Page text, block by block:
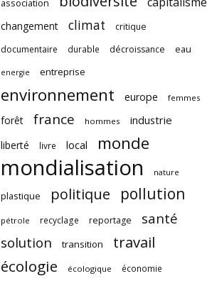
changement climat
critique
documentaire
durable décroissance eau
energie entreprise
environnement europe femmes
forêt france hommes industrie
liberté livre local monde
mondialisation nature
plastique politique pollution
pétrole recyclage reportage
santé
solution
transition
travail
écologie
écologique économie